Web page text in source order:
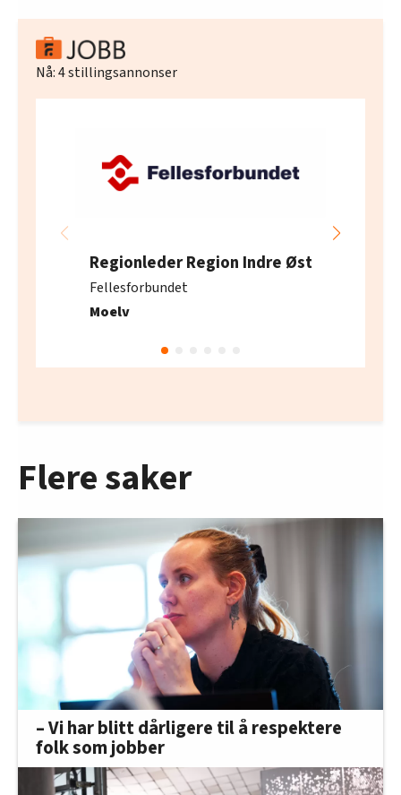
Nå:4stillingsannonser
Regionleder Region Indre Øst
Fellesforbundet
Moelv
Flere saker
– Vi har blitt dårligere til å respektere
folk som jobber